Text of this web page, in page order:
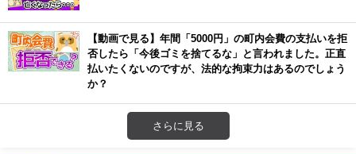
【動画で見る】年間「5000円」の町内会費の支払いを拒
否したら「今後ゴミを捨てるな」と言われました。正直
払いたくないのですが、法的な拘束力はあるのでしょう
か？
さらに見る